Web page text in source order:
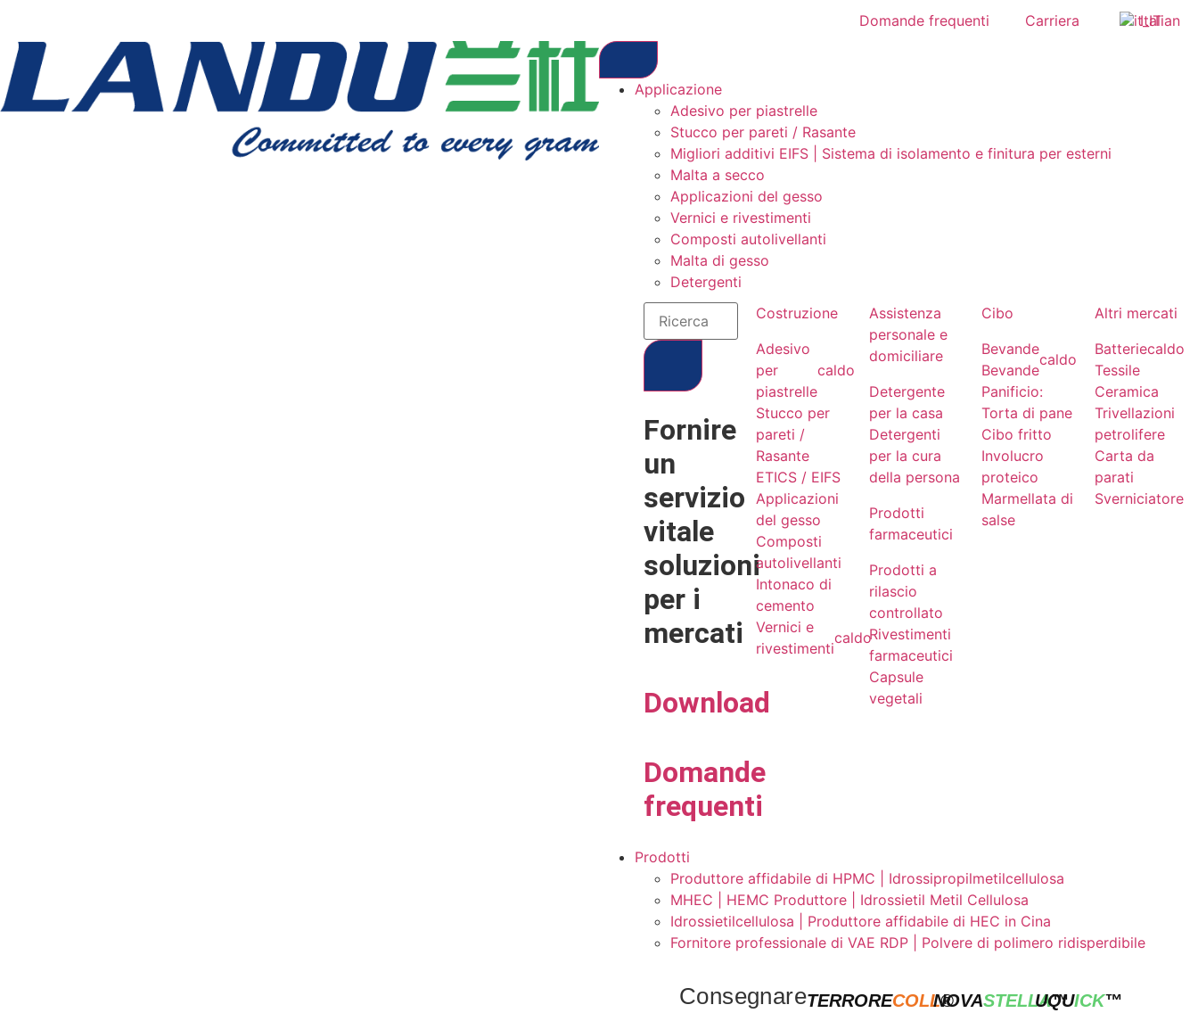
Domande frequenti Carriera Italian
Applicazione
Adesivo per piastrelle
Stucco per pareti / Rasante
Migliori additivi EIFS | Sistema di isolamento e finitura per esterni
Malta a secco
Applicazioni del gesso
Vernici e rivestimenti
Composti autolivellanti
Malta di gesso
Detergenti
Fornire
un
servizio
vitale
soluzioni
per i
mercati
Download
Domande
frequenti
Costruzione
Adesivo
per
piastrelle
caldo
Stucco per
pareti /
Rasante
ETICS / EIFS
Applicazioni
del gesso
Composti
autolivellanti
Intonaco di
cemento
Vernici e
rivestimenti
caldo
Assistenza
personale e
domiciliare
Detergente
per la casa
Detergenti
per la cura
della persona
Prodotti
farmaceutici
Prodotti a
rilascio
controllato
Rivestimenti
farmaceutici
Capsule
vegetali
Cibo
Bevande
Bevande
caldo
Panificio:
Torta di pane
Cibo fritto
Involucro
proteico
Marmellata di
salse
Altri mercati
Batteriecaldo
Tessile
Ceramica
Trivellazioni
petrolifere
Carta da
parati
Sverniciatore
Prodotti
Produttore affidabile di HPMC | Idrossipropilmetilcellulosa
MHEC | HEMC Produttore | Idrossietil Metil Cellulosa
Idrossietilcellulosa | Produttore affidabile di HEC in Cina
Fornitore professionale di VAE RDP | Polvere di polimero ridisperdibile
ConsegnareTERRORECOLL®
NOVASTELLA™
UQUICK™